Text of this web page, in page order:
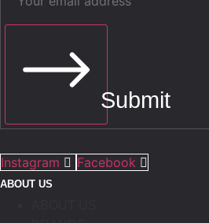
Submit
Instagram Facebook
ABOUT US